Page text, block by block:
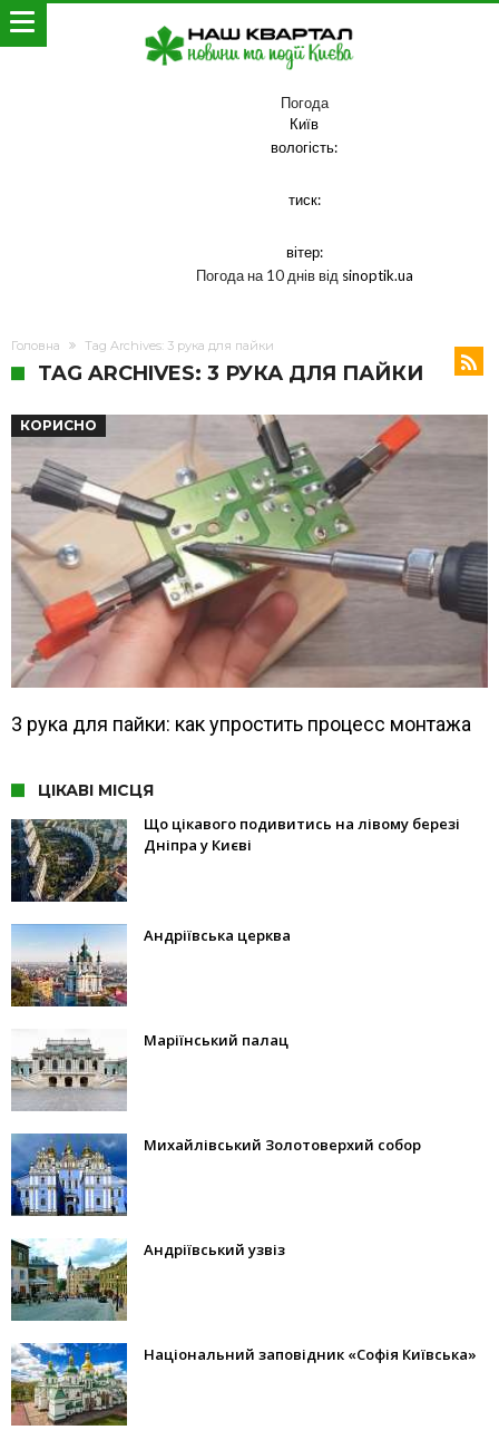
Погода
Київ
вологість:
тиск:
вітер:
Погода на 10 днів від sinoptik.ua
Головна Tag Archives: 3 рука для пайки
TAG ARCHIVES: 3 РУКА ДЛЯ ПАЙКИ
КОРИСНО
3 рука для пайки: как упростить процесс монтажа
ЦІКАВІ МІСЦЯ
Що цікавого подивитись на лівому березі
Дніпра у Києві
Андріївська церква
Маріїнський палац
Михайлівський Золотоверхий собор
Андріївський узвіз
Національний заповідник «Софія Київська»